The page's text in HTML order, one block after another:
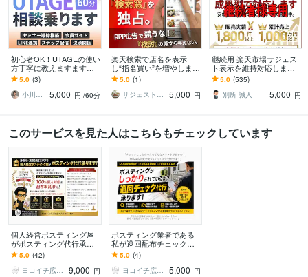
初心者OK！UTAGEの使い
方丁寧に教えますます
「よく分からない」を一
緒に解消します！購入前
相談にも◎
5.0 (3)
小川さき＠UTAGE構築＆LPデザイン
5,000 円 /60分
楽天検索で店名を表示
し“指名買い”を増やします
RPP広告は限界。次は楽
天サジェストで集客する
時代
5.0 (1)
サジェストプロ
5,000 円
継続用 楽天市場サジェス
ト表示を維持対応します
成果達成後の表示維持・
再対応を行います
5.0 (535)
別所 誠人
5,000 円
このサービスを見た人はこちらもチェックしています
個人経営ポスティング屋
がポスティング代行承り
ます 神奈川・都内エリア
対応！エリアに合わせた
効果的なポスティング
5.0 (42)
ヨコイチ広告｜ポスティング代行パートナー
9,000 円
ポスティング業者である
私が巡回配布チェック承
ります ポスティングのプ
ロだから分かる配布の品
質と精度をご報告
5.0 (4)
ヨコイチ広告｜ポスティング代行パートナー
5,000 円